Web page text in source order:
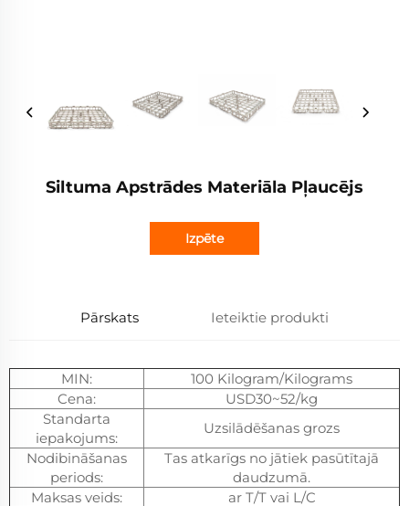
Siltuma Apstrādes Materiāla Pļaucējs
Izpēte
Pārskats Ieteiktie produkti
MIN:
100 Kilogram/Kilograms
Cena:
USD30~52/kg
Standarta
iepakojums:
Uzsilādēšanas grozs
Nodibināšanas
periods:
Tas atkarīgs no jātiek pasūtītajā
daudzumā.
Maksas veids:
ar T/T vai L/C